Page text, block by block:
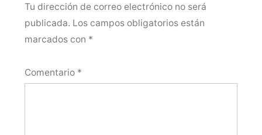
Tu dirección de correo electrónico no será
publicada. Los campos obligatorios están
marcados con *
Comentario *